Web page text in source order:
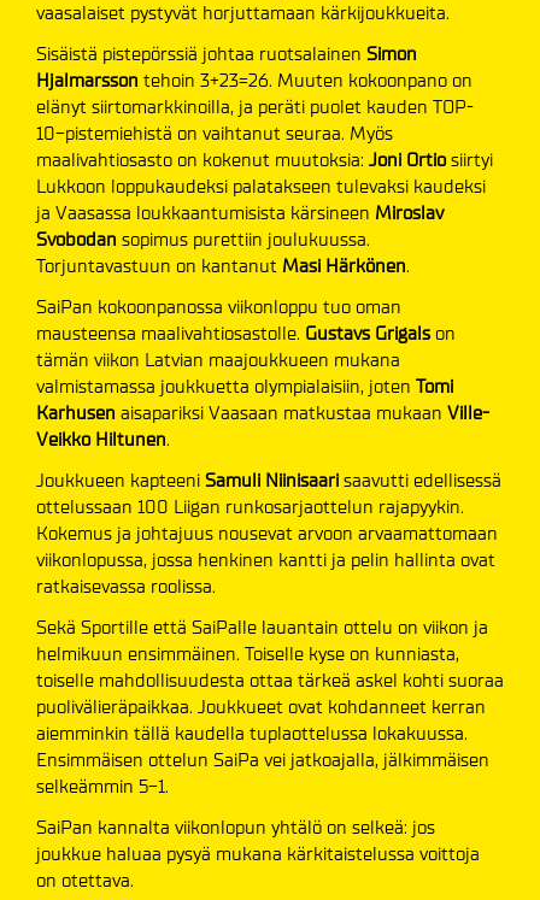
vaasalaiset pystyvät horjuttamaan kärkijoukkueita.
Sisäistä pistepörssiä johtaa ruotsalainen Simon
Hjalmarsson tehoin 3+23=26. Muuten kokoonpano on
elänyt siirtomarkkinoilla, ja peräti puolet kauden TOP-
10-pistemiehistä on vaihtanut seuraa. Myös
maalivahtiosasto on kokenut muutoksia: Joni Ortiosiirtyi
Lukkoon loppukaudeksi palatakseen tulevaksi kaudeksi
ja Vaasassa loukkaantumisista kärsineen Miroslav
Svobodan sopimus purettiin joulukuussa.
Torjuntavastuun on kantanut Masi Härkönen.
SaiPan kokoonpanossa viikonloppu tuo oman
mausteensa maalivahtiosastolle. Gustavs Grigals on
tämän viikon Latvian maajoukkueen mukana
valmistamassa joukkuetta olympialaisiin, joten Tomi
Karhusen aisapariksi Vaasaan matkustaa mukaan Ville-
Veikko Hiltunen.
Joukkueen kapteeni Samuli Niinisaari saavutti edellisessä
ottelussaan 100 Liigan runkosarjaottelun rajapyykin.
Kokemus ja johtajuus nousevat arvoon arvaamattomaan
viikonlopussa, jossa henkinen kantti ja pelin hallinta ovat
ratkaisevassa roolissa.
Sekä Sportille että SaiPalle lauantain ottelu on viikon ja
helmikuun ensimmäinen. Toiselle kyse on kunniasta,
toiselle mahdollisuudesta ottaa tärkeä askel kohti suoraa
puolivälieräpaikkaa. Joukkueet ovat kohdanneet kerran
aiemminkin tällä kaudella tuplaottelussa lokakuussa.
Ensimmäisen ottelun SaiPa vei jatkoajalla, jälkimmäisen
selkeämmin 5-1.
SaiPan kannalta viikonlopun yhtälö on selkeä: jos
joukkue haluaa pysyä mukana kärkitaistelussa voittoja
on otettava.